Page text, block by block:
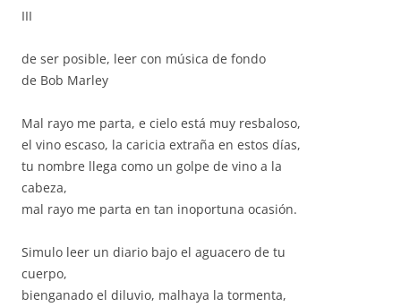
III
de ser posible, leer con música de fondo
de Bob Marley
Mal rayo me parta, e cielo está muy resbaloso,
el vino escaso, la caricia extraña en estos días,
tu nombre llega como un golpe de vino a la
cabeza,
mal rayo me parta en tan inoportuna ocasión.
Simulo leer un diario bajo el aguacero de tu
cuerpo,
bienganado el diluvio, malhaya la tormenta,